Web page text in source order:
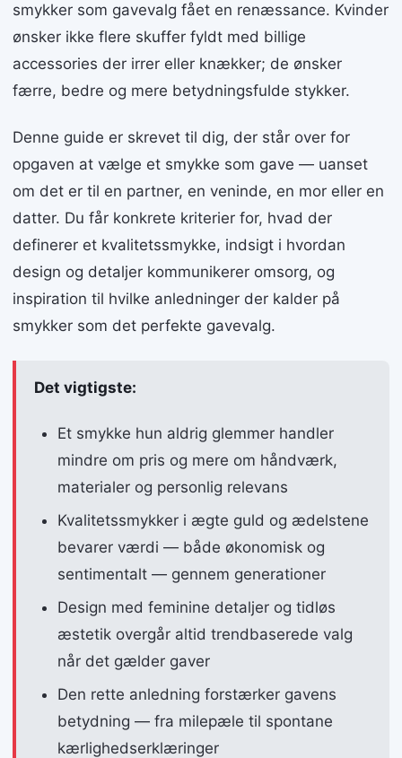
smykker som gavevalg fået en renæssance. Kvinder
ønsker ikke flere skuffer fyldt med billige
accessories der irrer eller knækker; de ønsker
færre, bedre og mere betydningsfulde stykker.
Denne guide er skrevet til dig, der står over for
opgaven at vælge et smykke som gave — uanset
om det er til en partner, en veninde, en mor eller en
datter. Du får konkrete kriterier for, hvad der
definerer et kvalitetssmykke, indsigt i hvordan
design og detaljer kommunikerer omsorg, og
inspiration til hvilke anledninger der kalder på
smykker som det perfekte gavevalg.
Det vigtigste:
Et smykke hun aldrig glemmer handler
mindre om pris og mere om håndværk,
materialer og personlig relevans
Kvalitetssmykker i ægte guld og ædelstene
bevarer værdi — både økonomisk og
sentimentalt — gennem generationer
Design med feminine detaljer og tidløs
æstetik overgår altid trendbaserede valg
når det gælder gaver
Den rette anledning forstærker gavens
betydning — fra milepæle til spontane
kærlighedserklæringer